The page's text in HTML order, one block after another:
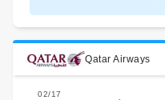
Qatar Airways
02/17